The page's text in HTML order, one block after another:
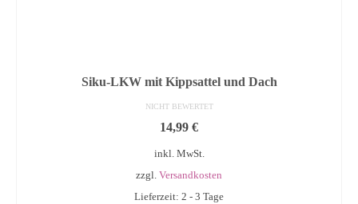
Siku-LKW mit Kippsattel und Dach
NICHT BEWERTET
14,99 €
inkl. MwSt.
zzgl. Versandkosten
Lieferzeit: 2 - 3 Tage